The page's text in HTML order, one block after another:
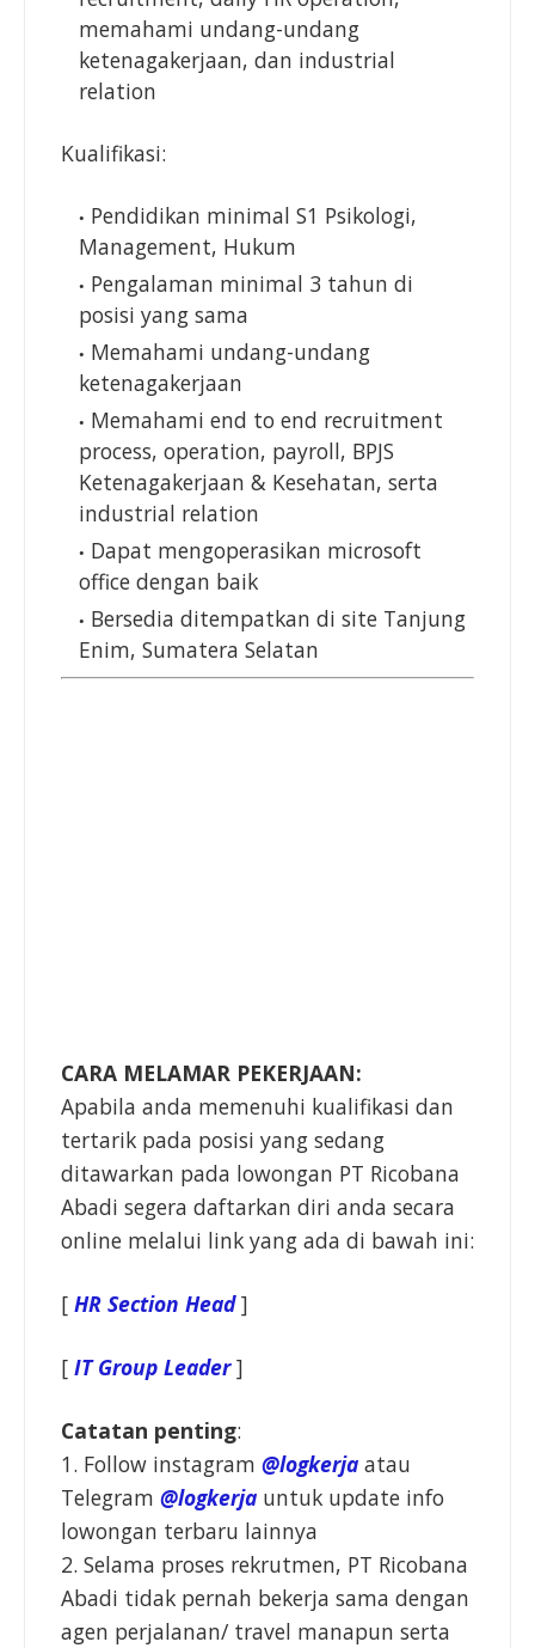
memahami undang-undang
ketenagakerjaan, dan industrial
relation
Kualifikasi:
Pendidikan minimal S1 Psikologi,
Management, Hukum
Pengalaman minimal 3 tahun di
posisi yang sama
Memahami undang-undang
ketenagakerjaan
Memahami end to end recruitment
process, operation, payroll, BPJS
Ketenagakerjaan & Kesehatan, serta
industrial relation
Dapat mengoperasikan microsoft
office dengan baik
Bersedia ditempatkan di site Tanjung
Enim, Sumatera Selatan
CARA MELAMAR PEKERJAAN:
Apabila anda memenuhi kualifikasi dan
tertarik pada posisi yang sedang
ditawarkan pada lowongan PT Ricobana
Abadi segera daftarkan diri anda secara
online melalui link yang ada di bawah ini:
[ HR Section Head]
[ IT Group Leader]
Catatan penting:
1. Follow instagram @logkerja atau
Telegram @logkerja untuk update info
lowongan terbaru lainnya
2. Selama proses rekrutmen, PT Ricobana
Abadi tidak pernah bekerja sama dengan
agen perjalanan/ travel manapun serta